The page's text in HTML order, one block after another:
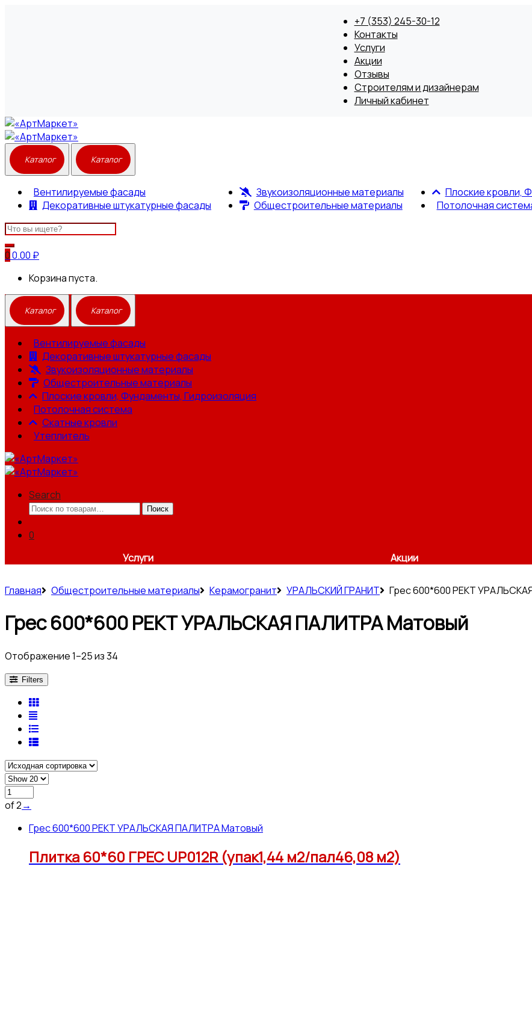
Вентилируемые фасады
Декоративные штукатурные фасады
Звукоизоляционные материалы
Общестроительные материалы
Плоские кровли,
Потолочная
Search
for:
00.00 ₽
Корзина пуста.
+7 (353) 245-30-12
Контакты
Услуги
Акции
Отзывы
Строителям и дизайнерам
Личный кабинет
Вентилируемые фасады
Декоративные штукатурные фасады
Звукоизоляционные материалы
Общестроительные материалы
Плоские кровли, Фундаменты, Гидроизоляция
Потолочная система
Скатные кровли
Утеплитель
Search
Искать:
Поиск
0
Услуги
Акции
Главная Общестроительные материалы Керамогранит УРАЛЬСКИЙ ГРАНИТ Грес 600*600 РЕКТ
Грес 600*600 РЕКТ УРАЛЬСКАЯ ПАЛИТРА Матовый
Отображение 1–25 из 34
Filters
of 2→
Грес 600*600 РЕКТ УРАЛЬСКАЯ ПАЛИТРА Матовый
Плитка 60*60 ГРЕС UP012R (упак1,44 м2/пал46,08 м2)